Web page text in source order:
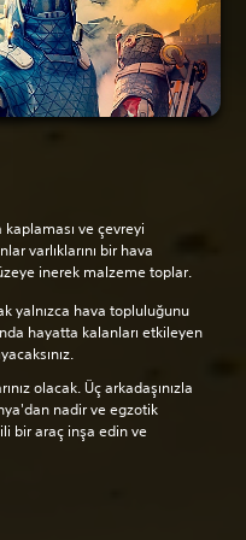
ve çevreyi
varlıklarını bir hava
inerek malzeme toplar.
yalnızca hava topluluğunu
hayatta kalanları etkileyen
olacak. Üç arkadaşınızla
nadir ve egzotik
bir araç inşa edin ve